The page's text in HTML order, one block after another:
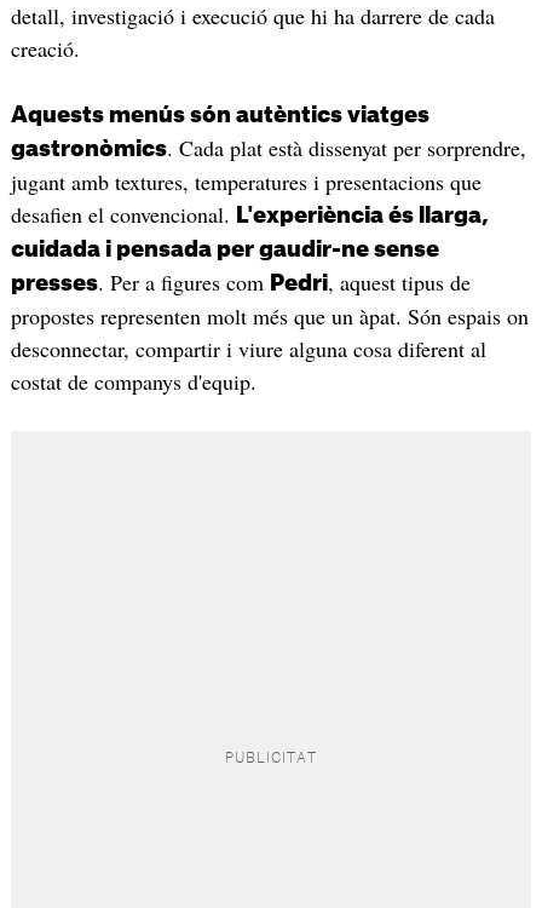
detall, investigació i execució que hi ha darrere de cada
creació.
Aquests menús són autèntics viatges
gastronòmics. Cada plat està dissenyat per sorprendre,
jugant amb textures, temperatures i presentacions que
desafien el convencional.
L'experiència és llarga,
cuidada i pensada per gaudir-ne sense
presses. Per a figures com Pedri, aquest tipus de
propostes representen molt més que un àpat. Són espais on
desconnectar, compartir i viure alguna cosa diferent al
costat de companys d'equip.